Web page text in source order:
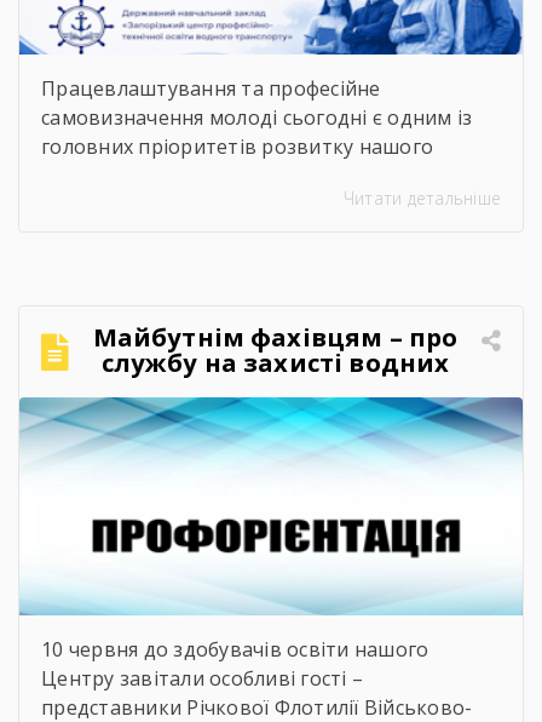
Працевлаштування та професійне
самовизначення молоді сьогодні є одним із
головних пріоритетів розвитку нашого
правила, потребуючи вмотивованих і
обрати, де знайти перше робоче місце та як
правильно налагодити контакт із майбутніми
роботодавцями. Саме з метою допомогти
молоді […]
Читати детальніше
Майбутнім фахівцям – про
службу на захисті водних
10 червня до здобувачів освіти нашого
Центру завітали особливі гості –
представники Річкової Флотилії Військово-